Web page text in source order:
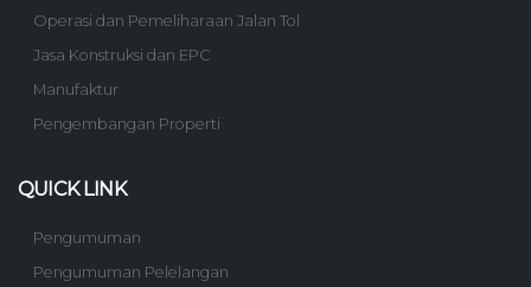
Operasi dan Pemeliharaan Jalan Tol
Jasa Konstruksi dan EPC
Manufaktur
Pengembangan Properti
QUICK LINK
Pengumuman
Pengumuman Pelelangan